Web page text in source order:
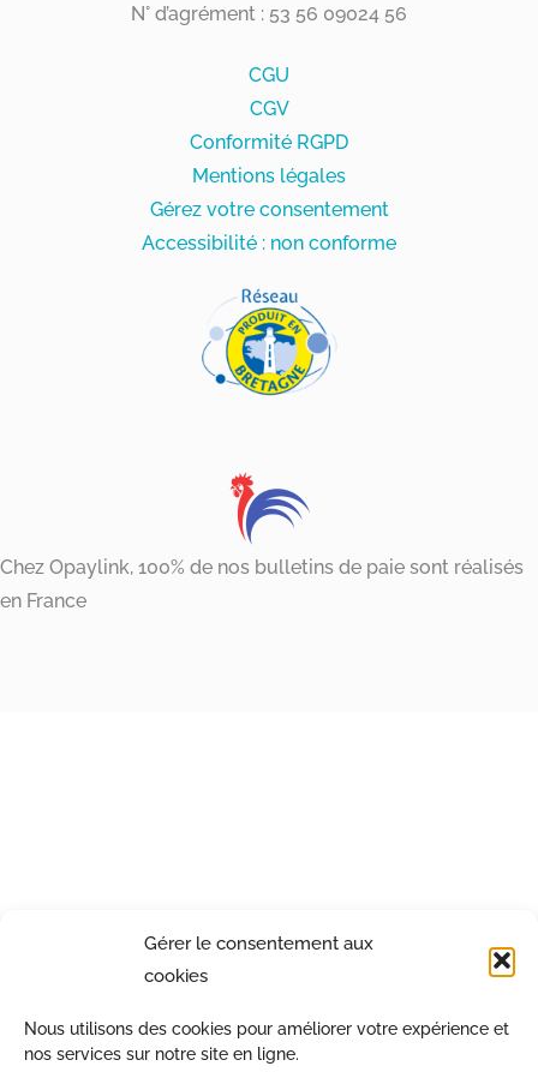
Gérer le consentement aux
cookies
Nous utilisons des cookies pour améliorer votre expérience et
nos services sur notre site en ligne.
N° d’agrément : 53 56 09024 56
CGU
CGV
Conformité RGPD
Mentions légales
Gérez votre consentement
Accessibilité : non conforme
Chez Opaylink, 100% de nos bulletins de paie sont réalisés
en France